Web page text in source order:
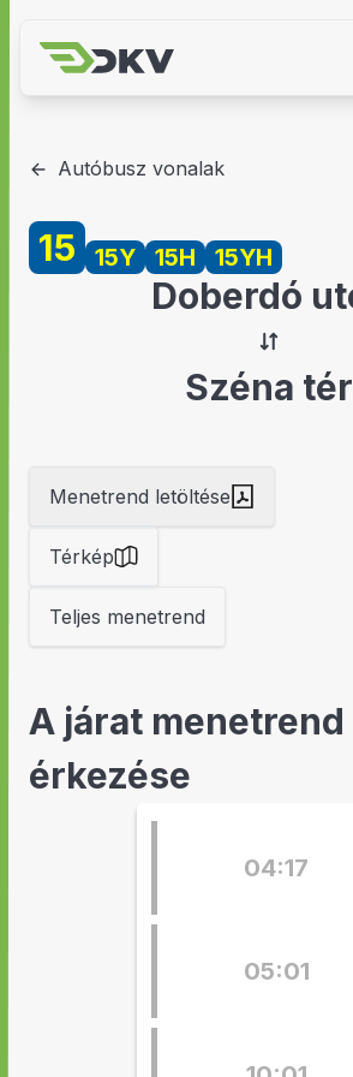
Autóbusz vonalak
15 15Y 15H 15YH
Doberdó
Széna tér
Menetrend letöltése
Térkép
Teljes menetrend
A járat
érkezése
04:17
05:01